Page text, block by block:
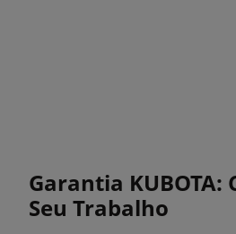
Garantia
Seu Trabalho